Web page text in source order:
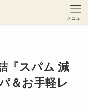
メニュー
『スパム 減
＆お手軽レ